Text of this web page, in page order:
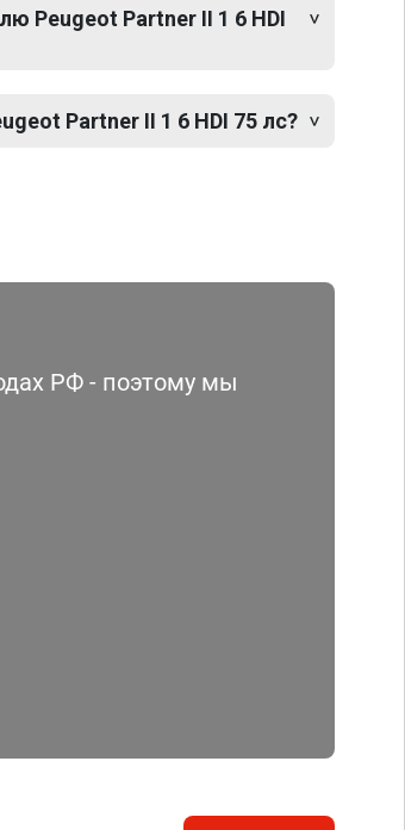
Peugeot Partner II 1 6 HDI
Partner II 1 6 HDI 75 лс?
РФ - поэтому мы